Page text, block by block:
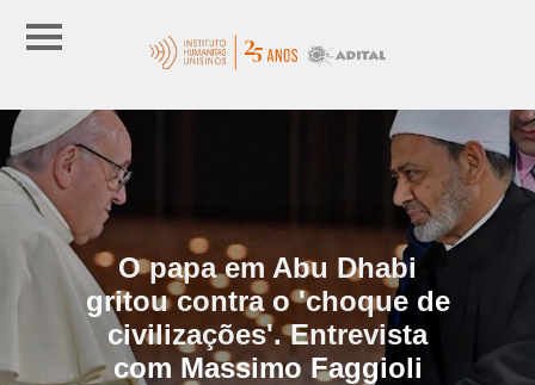
O papa em Abu Dhabi
gritou contra o 'choque de
civilizações'. Entrevista
com Massimo Faggioli